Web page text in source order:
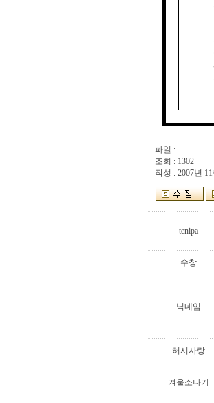
파일 :
조회 : 1302
작성 : 2007년
tenipa
수창
닉네임
허시사랑
겨울소나기